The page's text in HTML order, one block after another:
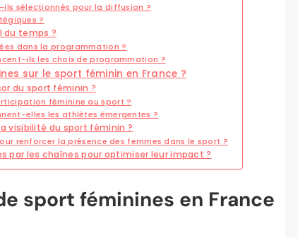
sélectionnés pour la diffusion ?
?
temps ?
dans la programmation ?
ils les choix de programmation ?
sur le sport féminin en France ?
du sport féminin ?
féminine au sport ?
elles les athlètes émergentes ?
visibilité du sport féminin ?
renforcer la présence des femmes dans le sport ?
par les chaînes pour optimiser leur impact ?
sport féminines en France